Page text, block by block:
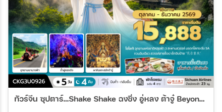
21 ก.ย. 69 - 25 ก.ย. 69
22 ก.ย. 69 - 26 ก.ย. 69
23 ก.ย. 69 - 27 ก.ย. 69
24 ก.ย. 69 - 28 ก.ย. 69
25 ก.ย. 69 - 29 ก.ย. 69
ทัวร์จีน ซุปตาร์…Shake Shake ฉงชิ่ง อู่หลง ต้าจู๋ Beyond Plus (ทัวร์ไม่ลงร้าน) บินค่ำ-กลับเย็น 5วัน 4คืน (AQ)